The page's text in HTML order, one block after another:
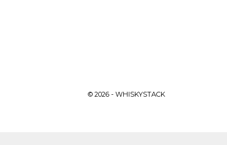
© 2026 - WHISKYSTACK